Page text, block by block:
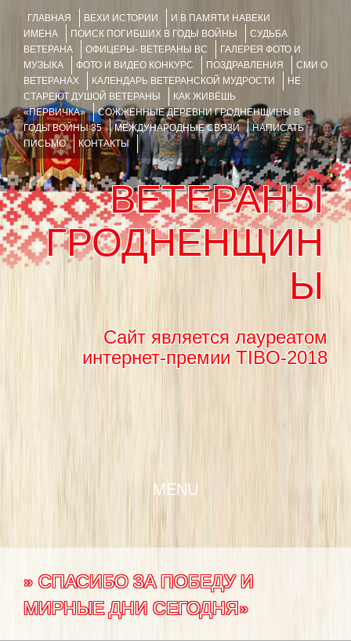
ГЛАВНАЯ ВЕХИ ИСТОРИИ
И В ПАМЯТИ НАВЕКИ
ИМЕНА
ПОИСК ПОГИБШИХ В ГОДЫ ВОЙНЫ
СУДЬБА
ВЕТЕРАНА
ОФИЦЕРЫ- ВЕТЕРАНЫ ВС
ГАЛЕРЕЯ ФОТО И
МУЗЫКА
ФОТО И ВИДЕО КОНКУРС ПОЗДРАВЛЕНИЯ
СМИ О
ВЕТЕРАНАХ
КАЛЕНДАРЬ ВЕТЕРАНСКОЙ МУДРОСТИ
НЕ
СТАРЕЮТ ДУШОЙ ВЕТЕРАНЫ
КАК ЖИВЁШЬ
«ПЕРВИЧКА»
СОЖЖЁННЫЕ ДЕРЕВНИ ГРОДНЕНЩИНЫ В
ГОДЫ ВОЙНЫ 35
МЕЖДУНАРОДНЫЕ СВЯЗИ
НАПИСАТЬ
ПИСЬМО
КОНТАКТЫ
ВЕТЕРАНЫ
ГРОДНЕНЩИН
Ы
Сайт является лауреатом
интернет-премии TIBO-2018
MENU
» СПАСИБО ЗА ПОБЕДУ И
МИРНЫЕ ДНИ СЕГОДНЯ»